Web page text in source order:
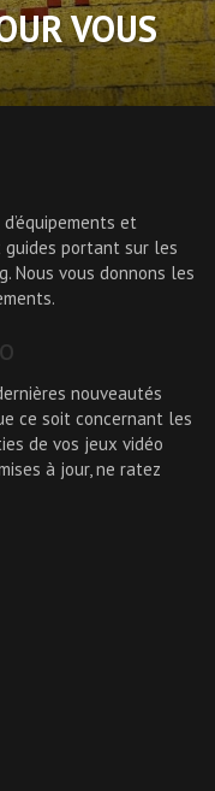
VOUS
et
guides portant sur les
Nous vous donnons les
nouveautés
ce soit concernant les
de vos jeux vidéo
à jour, ne ratez